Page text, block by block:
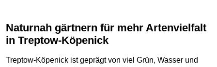
Naturnah gärtnern für mehr Artenvielfalt
in Treptow-Köpenick
Treptow-Köpenick ist geprägt von viel Grün, Wasser und